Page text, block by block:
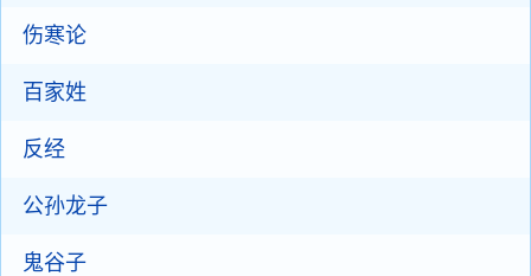
伤寒论
百家姓
反经
公孙龙子
鬼谷子